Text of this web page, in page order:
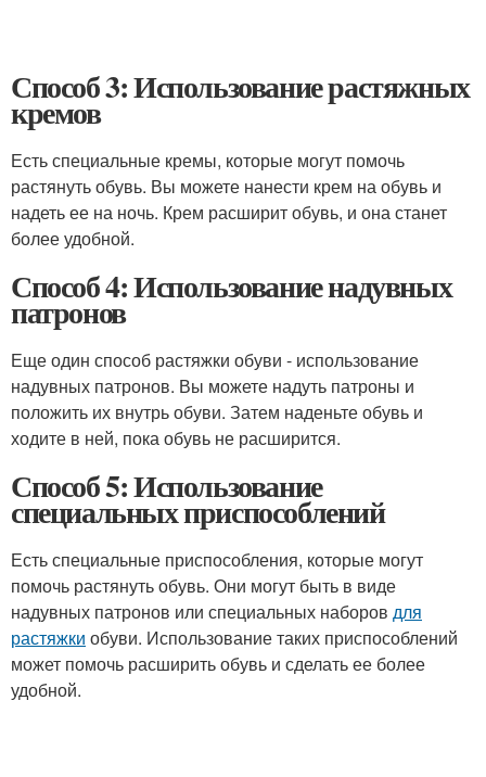
Способ 3: Использование растяжных
кремов
Есть специальные кремы, которые могут помочь
растянуть обувь. Вы можете нанести крем на обувь и
надеть ее на ночь. Крем расширит обувь, и она станет
более удобной.
Способ 4: Использование надувных
патронов
Еще один способ растяжки обуви - использование
надувных патронов. Вы можете надуть патроны и
положить их внутрь обуви. Затем наденьте обувь и
ходите в ней, пока обувь не расширится.
Способ 5: Использование
специальных приспособлений
Есть специальные приспособления, которые могут
помочь растянуть обувь. Они могут быть в виде
надувных патронов или специальных наборов для
растяжки обуви. Использование таких приспособлений
может помочь расширить обувь и сделать ее более
удобной.